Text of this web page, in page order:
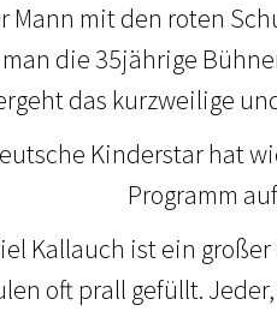
Mann mit den roten
die 35jährige
das kurzweilige
Kinderstar hat
Programm
Kallauch ist ein
oft prall gefüllt.